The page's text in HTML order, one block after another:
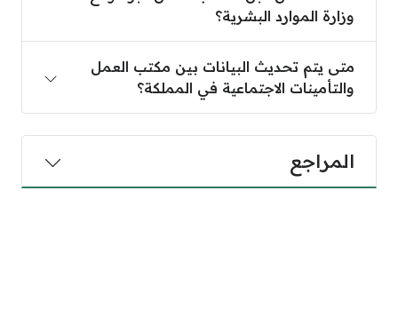
وزارة الموارد البشرية؟
متى يتم تحديث البيانات بين مكتب العمل
والتأمينات الاجتماعية في المملكة؟
المراجع